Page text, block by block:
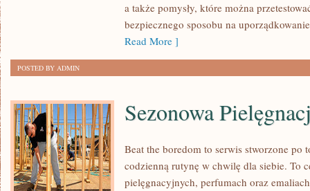
STUDENTÓW
a także pomysły, które można
bezpiecznego sposobu na
Read More ]
POSTED BY ADMIN
Sezonowa
Beat the boredom to serwis stworzone
codzienną rutynę w chwilę dla siebie. To
pielęgnacyjnych, perfumach oraz